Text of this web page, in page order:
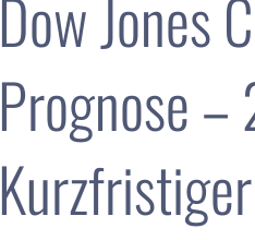
Dow Jones
Prognose